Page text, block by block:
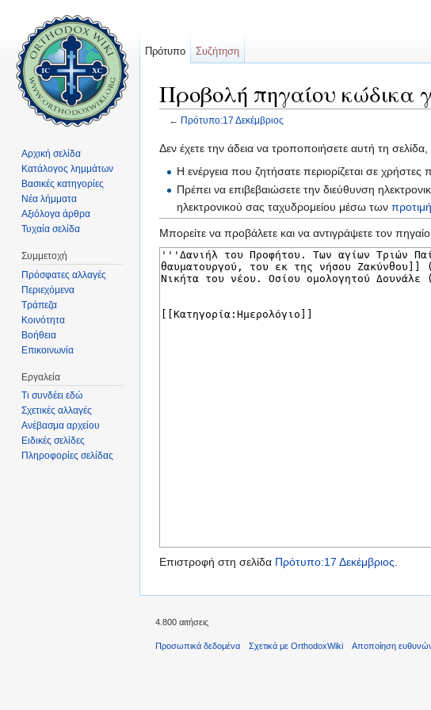
Προβολή πηγαίου κώδικα
← Πρότυπο:17 Δεκέμβριος
Δεν έχετε την άδεια να τροποποιήσετε αυτή τη
Η ενέργεια που ζητήσατε περιορίζεται σε
Πρέπει να επιβεβαιώσετε την διεύθυνση
ηλεκτρονικού σας ταχυδρομείου μέσω των
Μπορείτε να προβάλετε και να αντιγράψετε τον
Επιστροφή στη σελίδα Πρότυπο:17 Δεκέμβριος.
Πρότυπο Συζήτηση
Αρχική σελίδα
Κατάλογος λημμάτων
Βασικές κατηγορίες
Νέα λήμματα
Αξιόλογα άρθρα
Τυχαία σελίδα
Συμμετοχή
Πρόσφατες αλλαγές
Περιεχόμενα
Τράπεζα
Κοινότητα
Βοήθεια
Επικοινωνία
Εργαλεία
Τι συνδέει εδώ
Σχετικές αλλαγές
Ανέβασμα αρχείου
Ειδικές σελίδες
Πληροφορίες σελίδας
4.800 αιτήσεις
Προσωπικά δεδομένα Σχετικά με OrthodoxWiki Αποποίηση